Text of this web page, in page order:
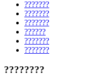
???????
???????
???????
??????
???????
???????
????????